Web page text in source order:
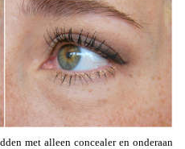
met alleen concealer en onderaan